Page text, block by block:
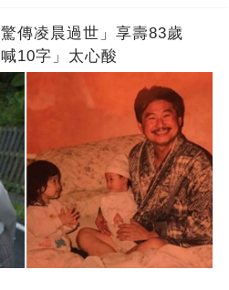
傳凌晨過世」享壽83歲
10字」太心酸